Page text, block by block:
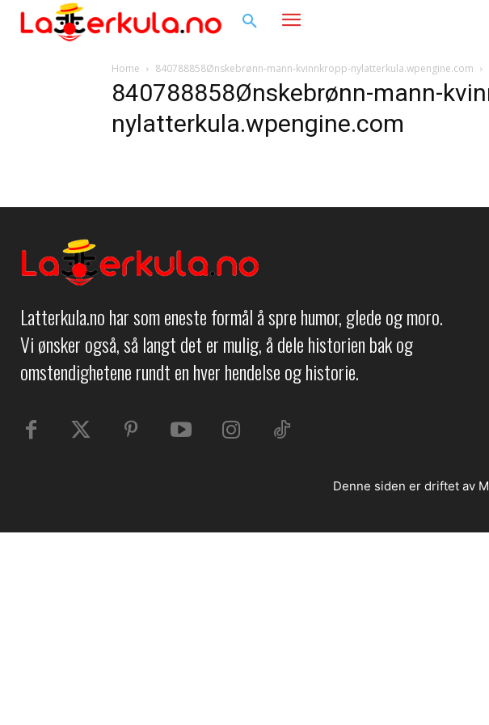
Home 840788858Ønskebrønn-mann-kvinnkropp-nylatterkula.wpengine.com
840788858Ønskebrønn-mann-
nylatterkula.wpengine.com
Latterkula.no har som eneste formål å spre humor, glede og moro.
Vi ønsker også, så langt det er mulig, å dele historien bak og
omstendighetene rundt en hver hendelse og historie.
Denne siden er driftet av